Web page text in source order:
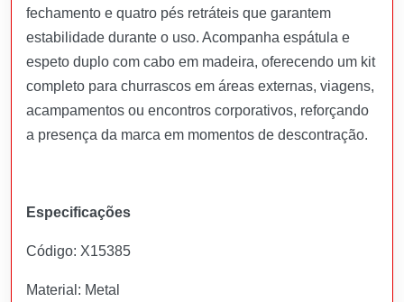
fechamento e quatro pés retráteis que garantem
estabilidade durante o uso. Acompanha espátula e
espeto duplo com cabo em madeira, oferecendo um kit
completo para churrascos em áreas externas, viagens,
acampamentos ou encontros corporativos, reforçando
a presença da marca em momentos de descontração.
Especificações
Código: X15385
Material: Metal